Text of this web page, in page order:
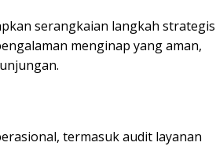
serangkaian langkah strategis
menginap yang aman,
termasuk audit layanan